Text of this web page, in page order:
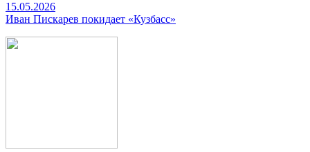
15.05.2026
Иван Пискарев покидает «Кузбасс»